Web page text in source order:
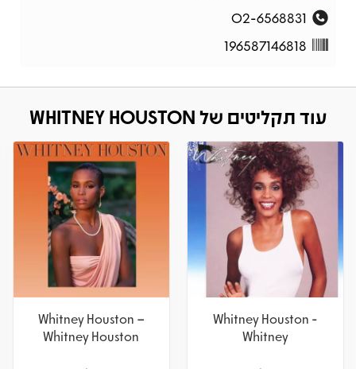
02-6568831
196587146818
עוד תקליטים של WHITNEY HOUSTON
Whitney Houston -
Whitney
Whitney Houston –
Whitney Houston